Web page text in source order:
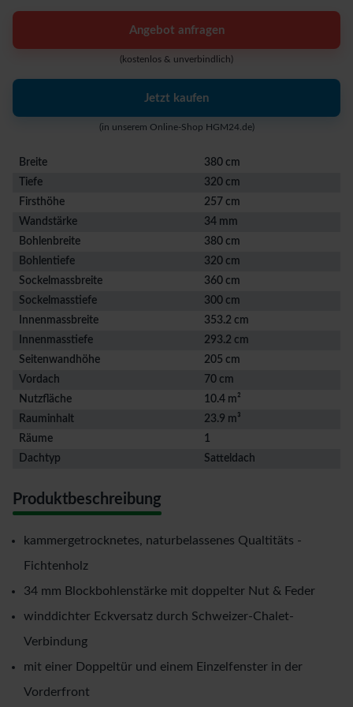
Angebot anfragen
(kostenlos & unverbindlich)
Jetzt kaufen
(in unserem Online-Shop HGM24.de)
Breite
380 cm
Tiefe
320 cm
Firsthöhe
257 cm
Wandstärke
34 mm
Bohlenbreite
380 cm
Bohlentiefe
320 cm
Sockelmassbreite
360 cm
Sockelmasstiefe
300 cm
Innenmassbreite
353.2 cm
Innenmasstiefe
293.2 cm
Seitenwandhöhe
205 cm
Vordach
70 cm
Nutzfläche
10.4 m²
Rauminhalt
23.9 m³
Räume
1
Dachtyp
Satteldach
Produktbeschreibung
kammergetrocknetes, naturbelassenes Qualtitäts -
Fichtenholz
34 mm Blockbohlenstärke mit doppelter Nut & Feder
winddichter Eckversatz durch Schweizer-Chalet-
Verbindung
mit einer Doppeltür und einem Einzelfenster in der
Vorderfront